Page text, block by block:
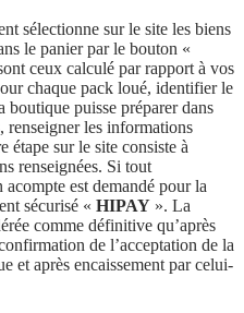
sélectionne sur le site les biens
le panier par le bouton «
ceux calculé par rapport à vos
chaque pack loué, identifier le
boutique puisse préparer dans
renseigner les informations
étape sur le site consiste à
renseignées. Si tout
est demandé pour la
sécurisé « HIPAY». La
comme définitive qu’après
de l’acceptation de la
et après encaissement par celui-